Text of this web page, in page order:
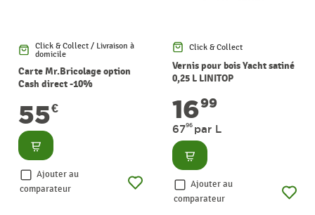
Click & Collect / Livraison à
domicile
Carte Mr.Bricolage option
Cash direct -10%
55€
Consulter
Ajouter au
comparateur
Click & Collect
Vernis pour bois Yacht satiné
0,25 L LINITOP
1699
6796 par L
Consulter
Ajouter au
comparateur